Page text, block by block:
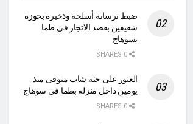
ضبط ترسانة أسلحة وذخيرة بحوزة
شقيقين بقصد الاتجار في طما
بسوهاج
العثور على جثة شاب متوفى منذ
يومين داخل منزله بطما في سوهاج